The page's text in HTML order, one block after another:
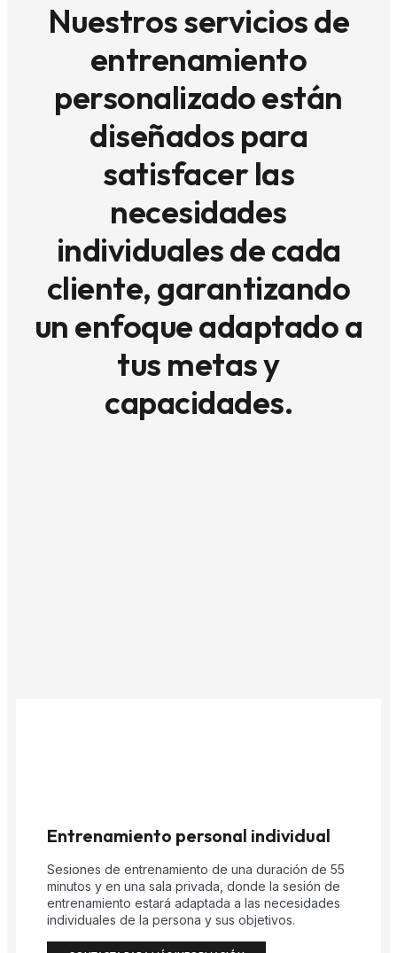
Nuestros servicios de
entrenamiento
personalizado están
diseñados para
satisfacer las
necesidades
individuales de cada
cliente, garantizando
un enfoque adaptado a
tus metas y
capacidades.
Entrenamiento personal individual
Sesiones de entrenamiento de una duración de 55
minutos y en una sala privada, donde la sesión de
entrenamiento estará adaptada a las necesidades
individuales de la persona y sus objetivos.